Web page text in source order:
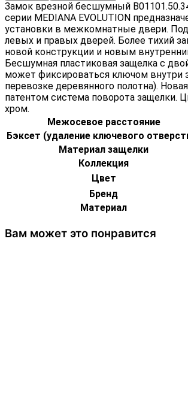
Замок врезной бесшумный
серии MEDIANA EVOLUTION
установки в межкомнатные двери.
левых и правых дверей. Более тихий
новой конструкции и новым
Бесшумная пластиковая защелка с
может фиксироваться ключом внутри
перевозке деревянного полотна).
патентом система поворота защелки.
хром.
Межосевое расстояние
Бэксет (удаление ключевого
Материал защелки
Коллекция
Цвет
Бренд
Материал
Вам может это понравится